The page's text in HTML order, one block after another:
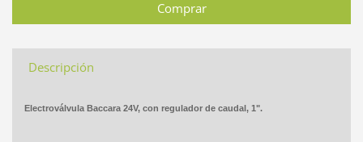
Descripción
Electroválvula Baccara 24V, con regulador de caudal, 1".